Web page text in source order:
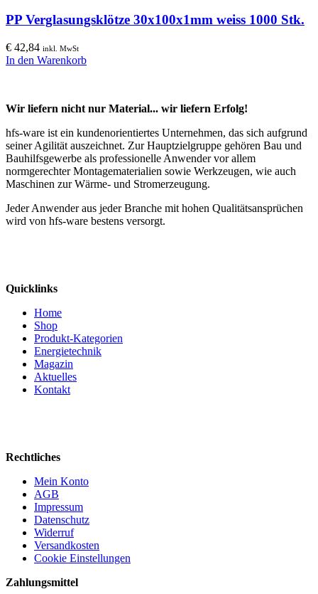
PP Verglasungsklötze 30x100x1mm weiss 1000 Stk.
€ 42,84 inkl. MwSt
In den Warenkorb
Wir liefern nicht nur Material... wir liefern Erfolg!
hfs-ware ist ein kundenorientiertes Unternehmen, das sich aufgrund
seiner Agilität auszeichnet. Zur Hauptzielgruppe gehören Bau und
Bauhilfsgewerbe als professionelle Anwender vor allem
normgerechter Montagematerialien sowie Werkzeugen, wie auch
Maschinen zur Wärme- und Stromerzeugung.
Jeder Anwender aus jeder Branche mit hohen Qualitätsansprüchen
wird von hfs-ware bestens versorgt.
Quicklinks
Home
Shop
Produkt-Kategorien
Energietechnik
Magazin
Aktuelles
Kontakt
Rechtliches
Mein Konto
AGB
Impressum
Datenschutz
Widerruf
Versandkosten
Cookie Einstellungen
Zahlungsmittel